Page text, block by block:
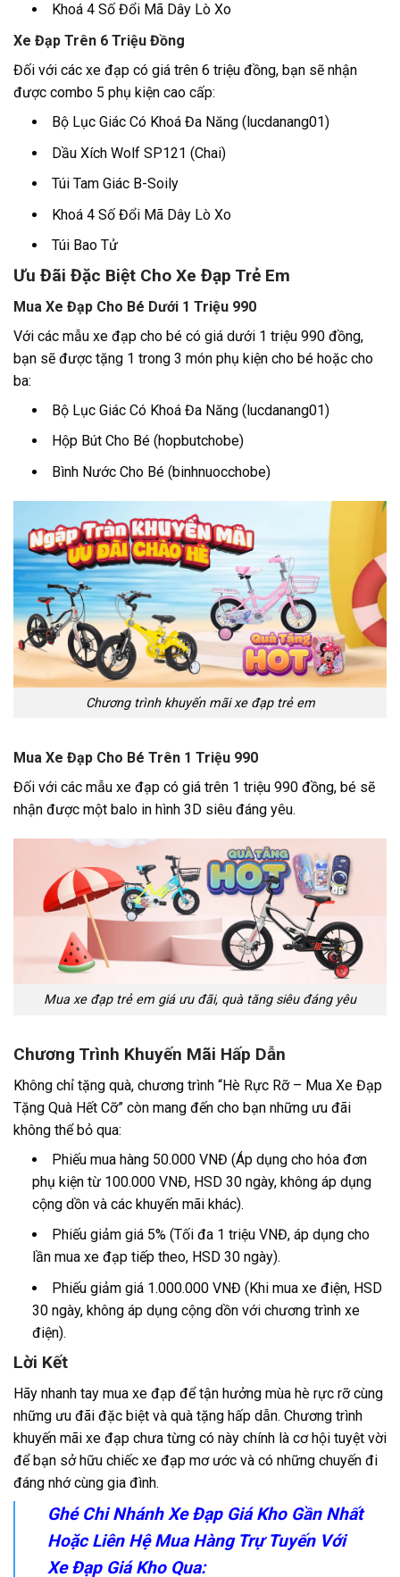
Khoá 4 Số Đổi Mã Dây Lò Xo
Xe Đạp Trên 6 Triệu Đồng
Đối với các xe đạp có giá trên 6 triệu đồng, bạn sẽ nhận
được combo 5 phụ kiện cao cấp:
Bộ Lục Giác Có Khoá Đa Năng (lucdanang01)
Dầu Xích Wolf SP121 (Chai)
Túi Tam Giác B-Soily
Khoá 4 Số Đổi Mã Dây Lò Xo
Túi Bao Tử
Ưu Đãi Đặc Biệt Cho Xe Đạp Trẻ Em
Mua Xe Đạp Cho Bé Dưới 1 Triệu 990
Với các mẫu xe đạp cho bé có giá dưới 1 triệu 990 đồng,
bạn sẽ được tặng 1 trong 3 món phụ kiện cho bé hoặc cho
ba:
Bộ Lục Giác Có Khoá Đa Năng (lucdanang01)
Hộp Bút Cho Bé (hopbutchobe)
Bình Nước Cho Bé (binhnuocchobe)
Chương trình khuyến mãi xe đạp trẻ em
Mua Xe Đạp Cho Bé Trên 1 Triệu 990
Đối với các mẫu xe đạp có giá trên 1 triệu 990 đồng, bé sẽ
nhận được một balo in hình 3D siêu đáng yêu.
Mua xe đạp trẻ em giá ưu đãi, quà tăng siêu đáng yêu
Chương Trình Khuyến Mãi Hấp Dẫn
Không chỉ tặng quà, chương trình “Hè Rực Rỡ – Mua Xe Đạp
Tặng Quà Hết Cỡ” còn mang đến cho bạn những ưu đãi
không thể bỏ qua:
Phiếu mua hàng 50.000 VNĐ (Áp dụng cho hóa đơn
phụ kiện từ 100.000 VNĐ, HSD 30 ngày, không áp dụng
cộng dồn và các khuyến mãi khác).
Phiếu giảm giá 5% (Tối đa 1 triệu VNĐ, áp dụng cho
lần mua xe đạp tiếp theo, HSD 30 ngày).
Phiếu giảm giá 1.000.000 VNĐ (Khi mua xe điện, HSD
30 ngày, không áp dụng cộng dồn với chương trình xe
điện).
Lời Kết
Hãy nhanh tay mua xe đạp để tận hưởng mùa hè rực rỡ cùng
những ưu đãi đặc biệt và quà tặng hấp dẫn. Chương trình
khuyến mãi xe đạp chưa từng có này chính là cơ hội tuyệt vời
để bạn sở hữu chiếc xe đạp mơ ước và có những chuyến đi
đáng nhớ cùng gia đình.
Ghé Chi Nhánh Xe Đạp Giá Kho Gần Nhất
Hoặc Liên Hệ Mua Hàng Trự Tuyến Với
Xe Đạp Giá Kho Qua: